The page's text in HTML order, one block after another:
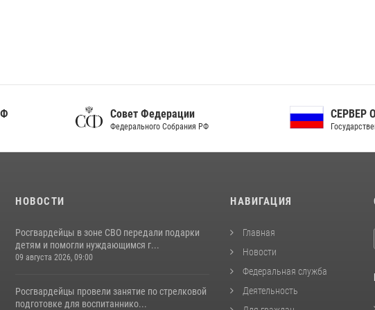
Совет Федерации
Федерального Собрания РФ
СЕРВЕР ОРГАНОВ
Государственной власти РФ
НОВОСТИ
Росгвардейцы в зоне СВО передали подарки
детям и помогли нуждающимся г...
09 августа 2026, 09:00
Росгвардейцы провели занятие по стрелковой
подготовке для воспитаннико...
НАВИГАЦИЯ
Главная
Новости
Федеральная служба
Деятельность